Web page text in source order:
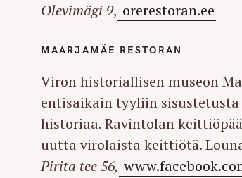
Olevimägi 9, orerestoran.ee
MAARJAMÄE RESTORAN
Viron historiallisen museon
entisaikain tyyliin
historiaa. Ravintolan
uutta virolaista keittiötä.
Pirita tee 56,